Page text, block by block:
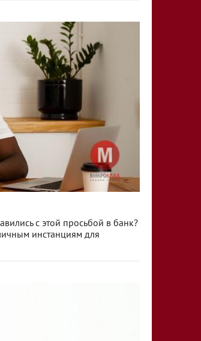
с этой просьбой в банк?
инстанциям для